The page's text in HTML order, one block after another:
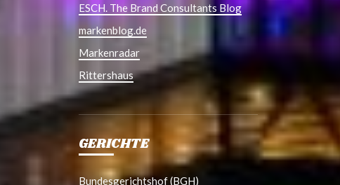
ESCH. The Brand Consultants Blog
markenblog.de
Markenradar
Rittershaus
GERICHTE
Bundesgerichtshof (BGH)